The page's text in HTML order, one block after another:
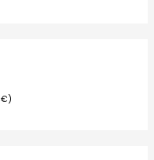
€)